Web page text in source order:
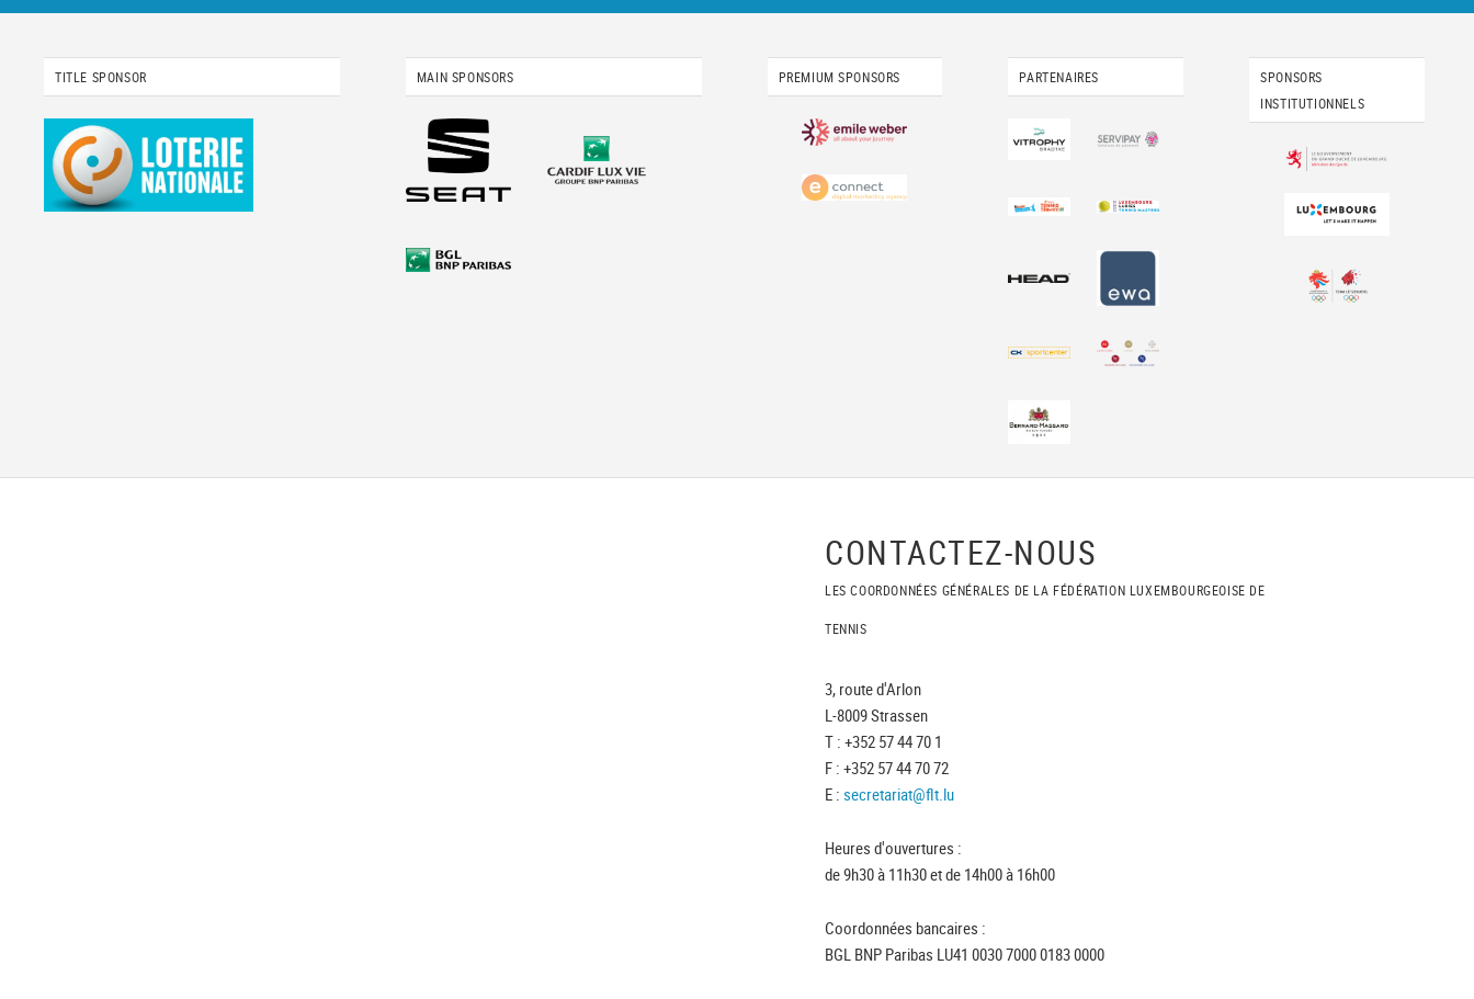
TITLE SPONSOR MAIN SPONSORS PREMIUM SPONSORS PARTENAIRES
SPONSORS
INSTITUTIONNELS
CONTACTEZ-NOUS
LES COORDONNÉES GÉNÉRALES DE LA FÉDÉRATION LUXEMBOURGEOISE DE
TENNIS
3, route d'Arlon
L-8009 Strassen
T : +352 57 44 70 1
F : +352 57 44 70 72
E : secretariat@flt.lu
Heures d'ouvertures :
de 9h30 à 11h30 et de 14h00 à 16h00
Coordonnées bancaires :
BGL BNP Paribas LU41 0030 7000 0183 0000